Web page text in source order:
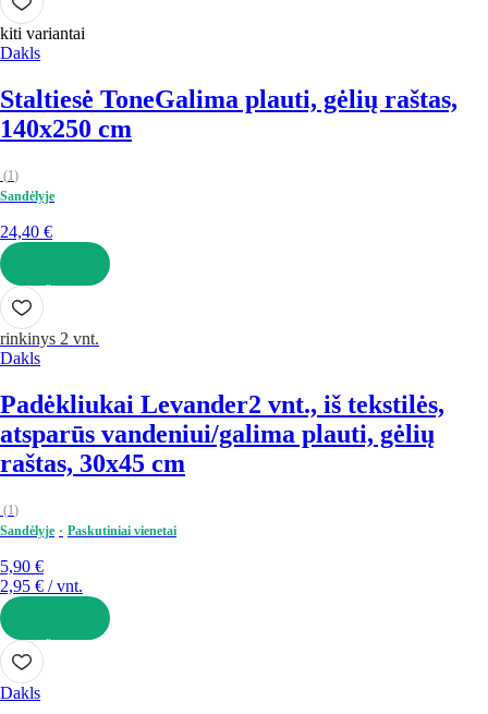
kiti variantai
Dakls
Staltiesė ToneGalima plauti, gėlių raštas,
140x250 cm
(1)
Sandėlyje
24,40 €
Į KREPŠELĮ
rinkinys 2 vnt.
Dakls
Padėkliukai Levander2 vnt., iš tekstilės,
atsparūs vandeniui/galima plauti, gėlių
raštas, 30x45 cm
(1)
Sandėlyje
Paskutiniai vienetai
5,90 €
2,95 € / vnt.
Į KREPŠELĮ
Dakls